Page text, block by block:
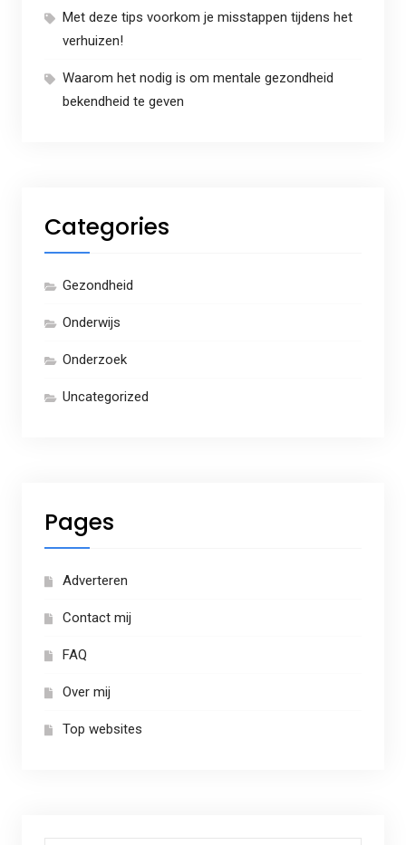
Met deze tips voorkom je misstappen tijdens het
verhuizen!
Waarom het nodig is om mentale gezondheid
bekendheid te geven
Categories
Gezondheid
Onderwijs
Onderzoek
Uncategorized
Pages
Adverteren
Contact mij
FAQ
Over mij
Top websites